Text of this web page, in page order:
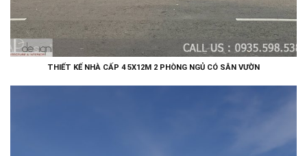
THIẾT KẾ NHÀ CẤP 4 5X12M 2 PHÒNG NGỦ CÓ SÂN VƯỜN